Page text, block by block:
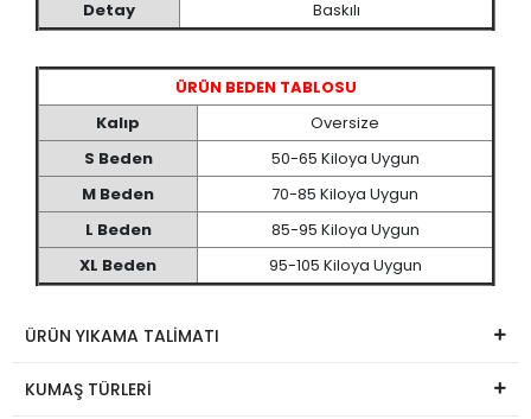
Detay Baskılı
ÜRÜN BEDEN TABLOSU
Kalıp
Oversize
S Beden
50-65 Kiloya Uygun
M Beden
70-85 Kiloya Uygun
L Beden
85-95 Kiloya Uygun
XL Beden
95-105 Kiloya Uygun
ÜRÜN YIKAMA TALİMATI
KUMAŞ TÜRLERİ